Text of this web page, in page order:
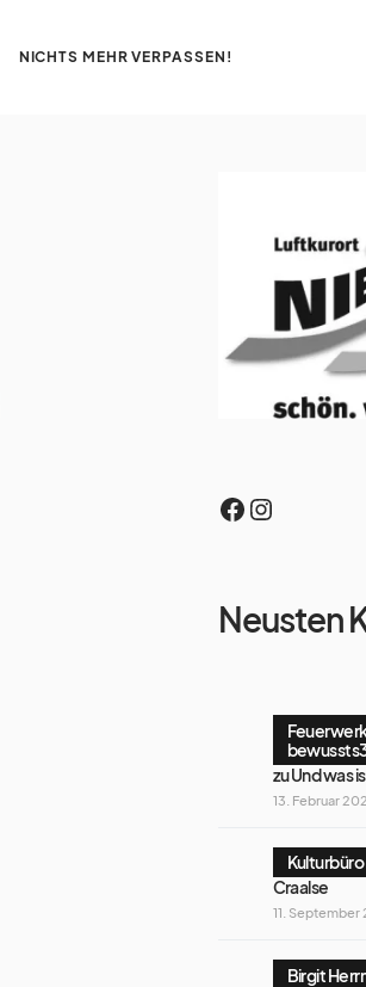
NICHTS MEHR VERPASSEN!
Neusten
zuUnd was
13. Februar
Craalse
11. September
Birgit